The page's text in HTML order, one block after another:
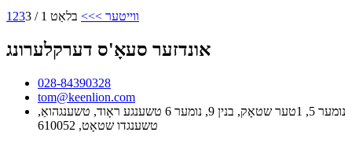
1 23 ווייטער >>> בלאַט 1 / 3
אונדזער סעאָ'ס דערקלערונג
028-84390328
tom@keenlion.com
נומער 5, 1טער שטאָק, בנין 9, נומער 6 טשענגע ראָוד, טשענגהואַ,
טשענגדו שטאָט, 610052